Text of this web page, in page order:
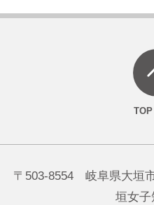
〒503-8554 岐阜県大垣
垣女子